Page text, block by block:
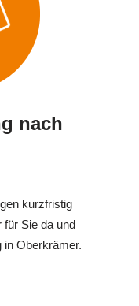
nach
kurzfristig
für Sie da und
in Oberkrämer.